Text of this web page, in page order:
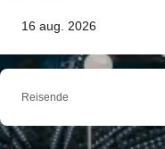
16 aug. 2026
Reisende